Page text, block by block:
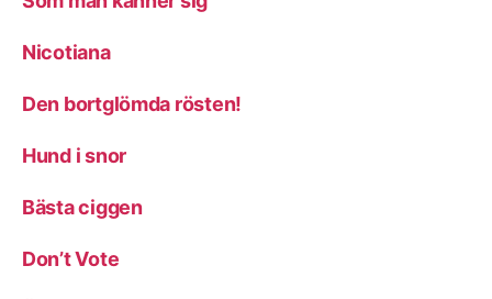
Nicotiana
Den bortglömda rösten!
Hund i snor
Bästa ciggen
Don’t Vote